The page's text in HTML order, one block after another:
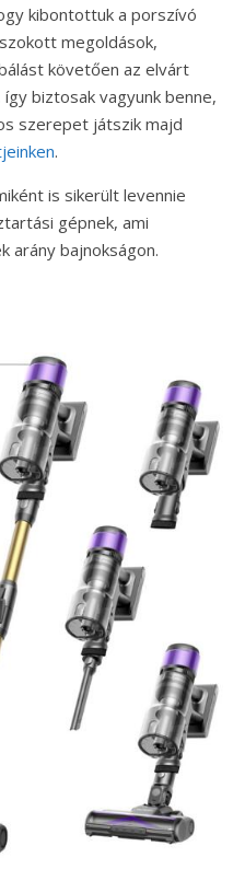
kibontottuk a porszívó
megoldások,
követően az elvárt
biztosak vagyunk benne,
szerepet játszik majd
.
is sikerült levennie
gépnek, ami
arány bajnokságon.